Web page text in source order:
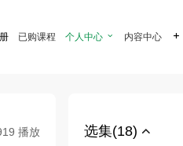
已购课程 个人中心  内容中心 
播放 选集(18)